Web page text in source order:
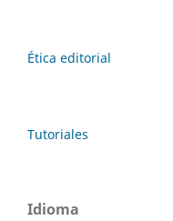
Ética editorial
Tutoriales
Idioma